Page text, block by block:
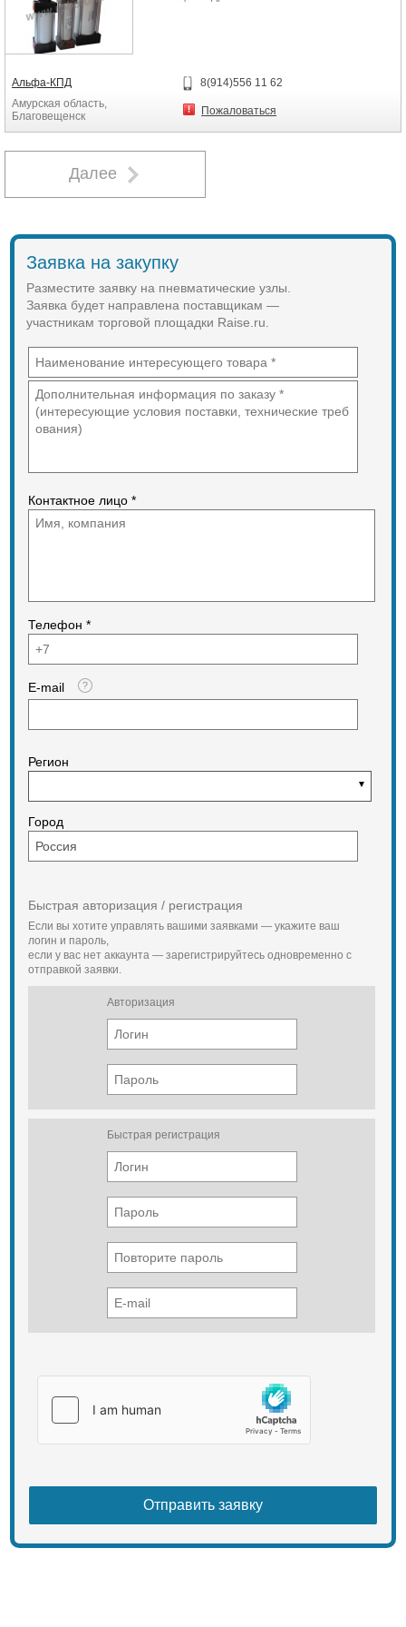
Альфа-КПД
Амурская область,
Благовещенск
8(914)556 11 62
Пожаловаться
Далее
Заявка на закупку
Разместите заявку на пневматические узлы.
Заявка будет направлена поставщикам —
участникам торговой площадки Raise.ru.
Контактное лицо *
Телефон *
E-mail
Регион
Город
Быстрая авторизация / регистрация
Если вы хотите управлять вашими заявками — укажите ваш
логин и пароль,
если у вас нет аккаунта — зарегистрируйтесь одновременно с
отправкой заявки.
Авторизация
Быстрая регистрация